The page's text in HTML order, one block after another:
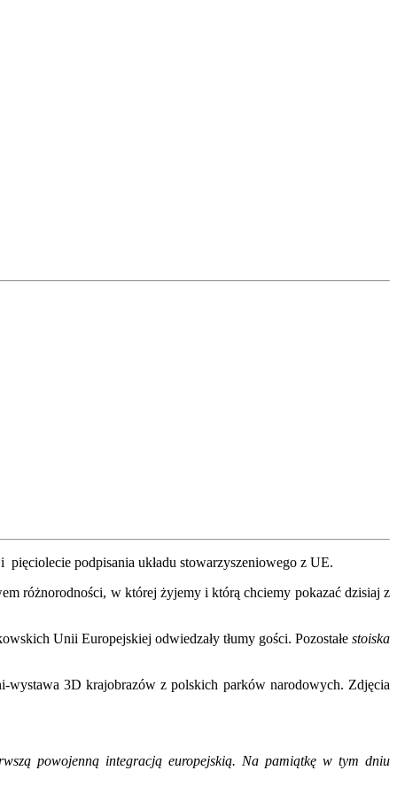
podpisania układu stowarzyszeniowego z UE.
różnorodności, w której żyjemy i którą chciemy pokazać dzisiaj z
Unii Europejskiej odwiedzały tłumy gości. Pozostałe stoiska
wystawa 3D krajobrazów z polskich parków narodowych. Zdjęcia
powojenną integracją europejskią. Na pamiątkę w tym dniu